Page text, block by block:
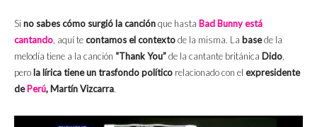
Si no sabes cómo surgió la canciónque hasta Bad Bunny está
cantando , aquí tecontamos el contextode la misma. La basede la
melodía tiene a la canción “Thank You”de la cantante británica Dido
pero la lírica tiene un trasfondo político relacionado con el expresidente
dePerú, Martín Vizcarra.